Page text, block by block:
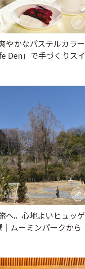
やかなパステルカラー
Den」で手づくりスイ
へ。心地よいヒュッゲ
ムーミンパークから